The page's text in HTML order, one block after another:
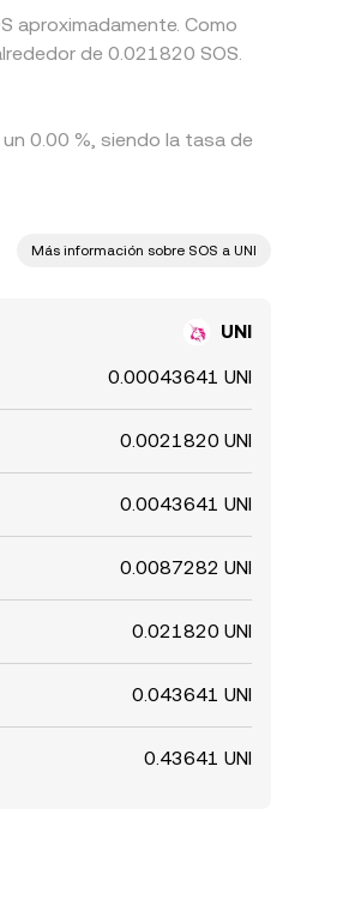
aproximadamente. Como
de 0.021820 SOS.
0.00 %, siendo la tasa de
Más información sobre SOS a UNI
UNI
0.00043641 UNI
0.0021820 UNI
0.0043641 UNI
0.0087282 UNI
0.021820 UNI
0.043641 UNI
0.43641 UNI